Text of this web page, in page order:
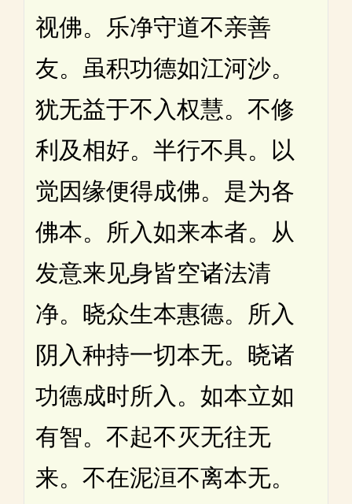
视佛。乐净守道不亲善
友。虽积功德如江河沙。
犹无益于不入权慧。不修
利及相好。半行不具。以
觉因缘便得成佛。是为各
佛本。所入如来本者。从
发意来见身皆空诸法清
净。晓众生本惠德。所入
阴入种持一切本无。晓诸
功德成时所入。如本立如
有智。不起不灭无往无
来。不在泥洹不离本无。